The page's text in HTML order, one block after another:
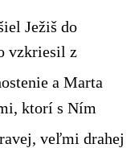
Ježiš do
vzkriesil z
a Marta
ktorí s Ním
veľmi drahej